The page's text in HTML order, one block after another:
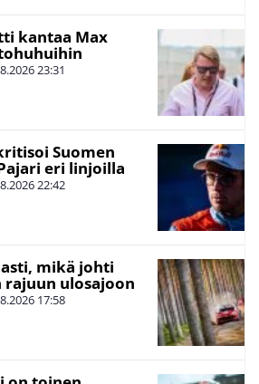
kantaa Max
23:31
Suomen
eri linjoilla
22:42
mikä johti
rajuun ulosajoon
17:58